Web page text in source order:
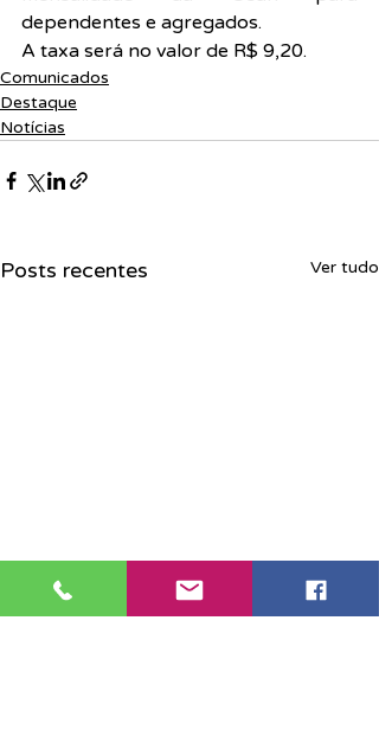
dependentes e agregados.
A taxa será no valor de R$ 9,20.
Comunicados
Destaque
Notícias
Posts recentes Ver tudo